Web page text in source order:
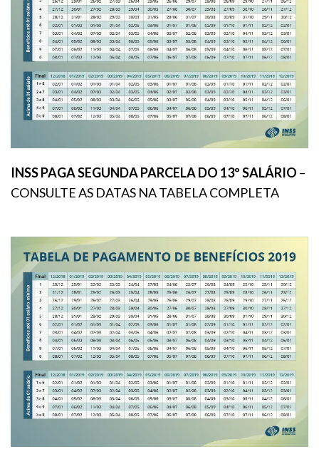
INSS PAGA SEGUNDA PARCELA DO 13º SALÁRIO –
CONSULTE AS DATAS NA TABELA COMPLETA